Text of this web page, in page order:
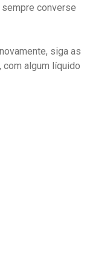
converse
siga as
algum líquido